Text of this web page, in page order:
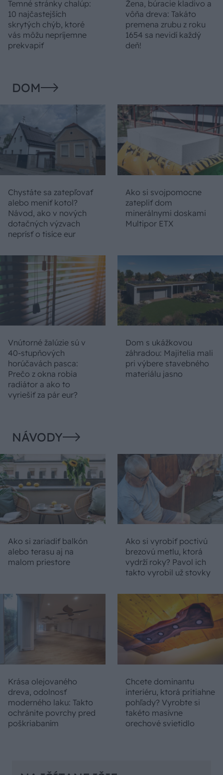
Temné stránky chalúp:
10 najčastejších
skrytých chýb, ktoré
vás môžu nepríjemne
prekvapiť
Žena, búracie kladivo a
vôňa dreva: Takáto
premena zrubu z roku
1654 sa nevidí každý
deň!
DOM
Chystáte sa zatepľovať
alebo meniť kotol?
Návod, ako v nových
dotačných výzvach
neprísť o tisíce eur
Ako si svojpomocne
zatepliť dom
minerálnymi doskami
Multipor ETX
Vnútorné žalúzie sú v
40-stupňových
horúčavách pasca:
Prečo z okna robia
radiátor a ako to
vyriešiť za pár eur?
Dom s ukážkovou
záhradou: Majitelia mali
pri výbere stavebného
materiálu jasno
NÁVODY
Ako si zariadiť balkón
alebo terasu aj na
malom priestore
Ako si vyrobiť poctivú
brezovú metlu, ktorá
vydrží roky? Pavol ich
takto vyrobil už stovky
Krása olejovaného
dreva, odolnosť
moderného laku: Takto
ochránite povrchy pred
poškriabaním
Chcete dominantu
interiéru, ktorá pritiahne
pohľady? Vyrobte si
takéto masívne
orechové svietidlo